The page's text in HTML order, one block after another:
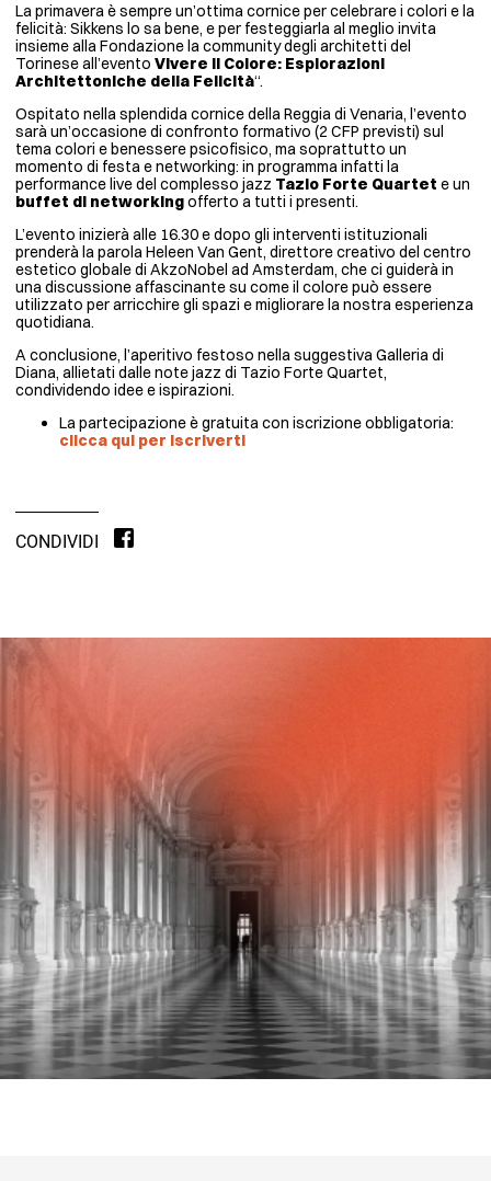
La primavera è sempre un’ottima cornice per celebrare i colori e la
felicità: Sikkens lo sa bene, e per festeggiarla al meglio invita
insieme alla Fondazione la community degli architetti del
Torinese all’evento Vivere il Colore: Esplorazioni
Architettoniche della Felicità“.
Ospitato nella splendida cornice della Reggia di Venaria, l’evento
sarà un’occasione di confronto formativo (2 CFP previsti) sul
tema colori e benessere psicofisico, ma soprattutto un
momento di festa e networking: in programma infatti la
performance live del complesso jazz Tazio Forte Quartet e un
buffet di networkingofferto a tutti i presenti.
L’evento inizierà alle 16.30 e dopo gli interventi istituzionali
prenderà la parola Heleen Van Gent, direttore creativo del centro
estetico globale di AkzoNobel ad Amsterdam, che ci guiderà in
una discussione affascinante su come il colore può essere
utilizzato per arricchire gli spazi e migliorare la nostra esperienza
quotidiana.
A conclusione, l’aperitivo festoso nella suggestiva Galleria di
Diana, allietati dalle note jazz di Tazio Forte Quartet,
condividendo idee e ispirazioni.
La partecipazione è gratuita con iscrizione obbligatoria:
clicca qui per iscriverti
CONDIVIDI